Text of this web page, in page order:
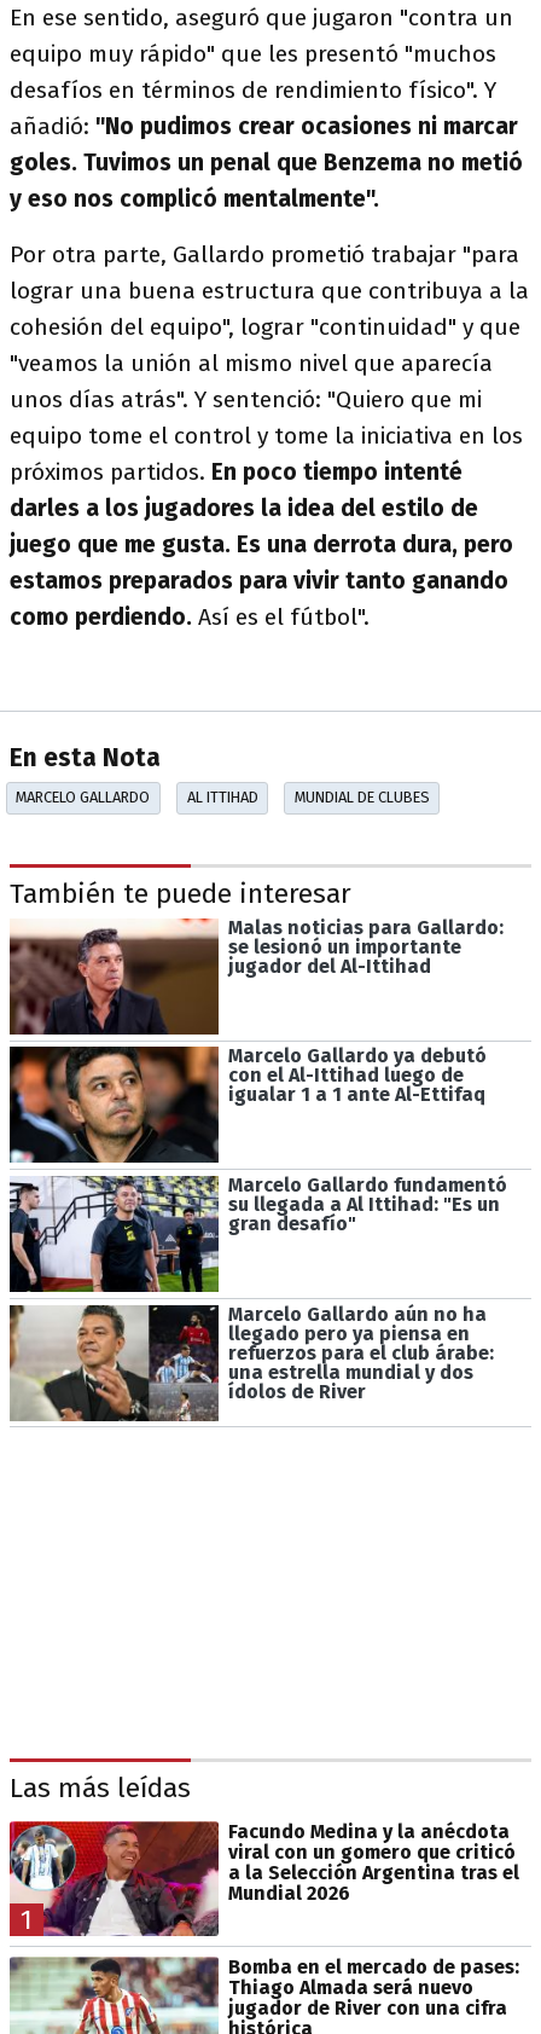
En ese sentido, aseguró que jugaron "contra un
equipo muy rápido" que les presentó "muchos
desafíos en términos de rendimiento físico". Y
añadió: "No pudimos crear ocasiones ni marcar
goles. Tuvimos un penal que Benzema no metió
y eso nos complicó mentalmente".
Por otra parte, Gallardo prometió trabajar "para
lograr una buena estructura que contribuya a la
cohesión del equipo", lograr "continuidad" y que
"veamos la unión al mismo nivel que aparecía
unos días atrás". Y sentenció: "Quiero que mi
equipo tome el control y tome la iniciativa en los
próximos partidos. En poco tiempo intenté
darles a los jugadores la idea del estilo de
juego que me gusta. Es una derrota dura, pero
estamos preparados para vivir tanto ganando
como perdiendo. Así es el fútbol".
En esta Nota
MARCELO GALLARDO AL ITTIHAD MUNDIAL DE CLUBES
También te puede interesar
Malas noticias para Gallardo:
se lesionó un importante
jugador del Al-Ittihad
Marcelo Gallardo ya debutó
con el Al-Ittihad luego de
igualar 1 a 1 ante Al-Ettifaq
Marcelo Gallardo fundamentó
su llegada a Al Ittihad: "Es un
gran desafío"
Marcelo Gallardo aún no ha
llegado pero ya piensa en
refuerzos para el club árabe:
una estrella mundial y dos
ídolos de River
Las más leídas
1
Facundo Medina y la anécdota
viral con un gomero que criticó
a la Selección Argentina tras el
Mundial 2026
Bomba en el mercado de pases:
Thiago Almada será nuevo
jugador de River con una cifra
histórica